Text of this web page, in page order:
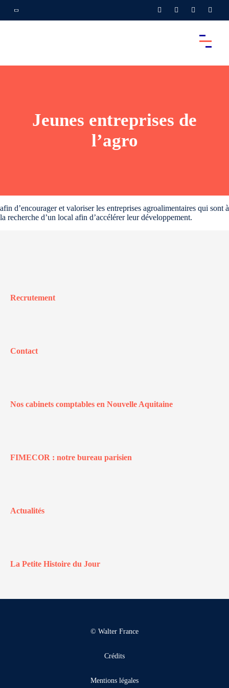
Jeunes entreprises de
l’agro
afin d’encourager et valoriser les entreprises agroalimentaires qui sont à
la recherche d’un local afin d’accélérer leur développement.
Recrutement
Contact
Nos cabinets comptables en Nouvelle Aquitaine
FIMECOR : notre bureau parisien
Actualités
La Petite Histoire du Jour
© Walter France
Crédits
Mentions légales